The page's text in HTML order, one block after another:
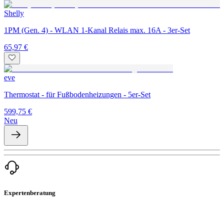
Shelly
1PM (Gen. 4) - WLAN 1-Kanal Relais max. 16A - 3er-Set
65,97 €
eve
Thermostat - für Fußbodenheizungen - 5er-Set
599,75 €
Neu
Expertenberatung